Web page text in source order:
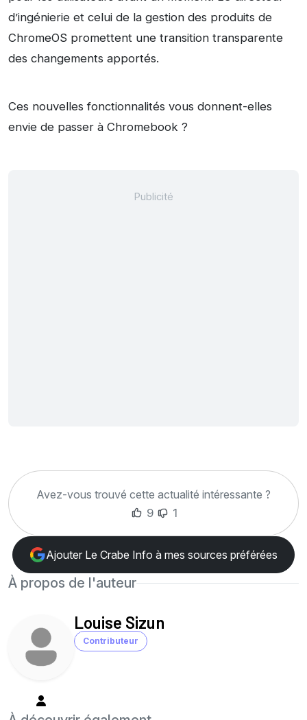
d’ingénierie et celui de la gestion des produits de
ChromeOS promettent une transition transparente
des changements apportés.
Ces nouvelles fonctionnalités vous donnent-elles
envie de passer à Chromebook ?
Avez-vous trouvé cette actualité intéressante ?
9
1
Ajouter Le Crabe Info à mes sources préférées
À propos de l'auteur
Louise Sizun
Contributeur